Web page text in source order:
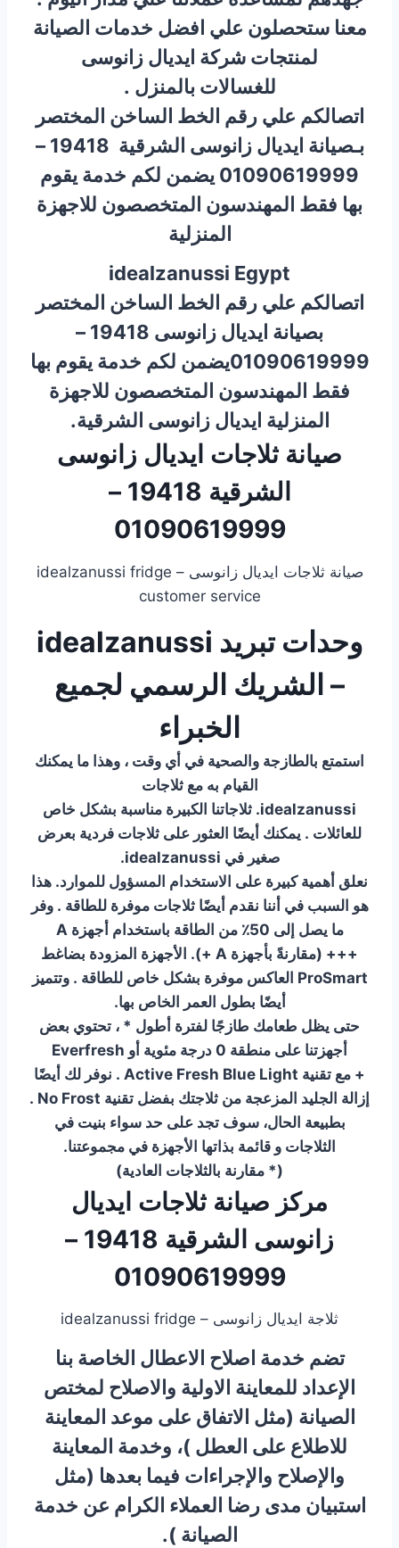
معنا ستحصلون علي افضل خدمات الصيانة
لمنتجات شركة ايديال زانوسى
للغسالات بالمنزل .
اتصالكم علي رقم الخط الساخن المختصر
بـصيانة ايديال زانوسى الشرقية 19418 –
01090619999 يضمن لكم خدمة يقوم
بها فقط المهندسون المتخصصون للاجهزة
المنزلية
idealzanussi Egypt
اتصالكم علي رقم الخط الساخن المختصر
بصيانة ايديال زانوسى 19418 –
01090619999يضمن لكم خدمة يقوم بها
فقط المهندسون المتخصصون للاجهزة
المنزلية ايديال زانوسى الشرقية.
صيانة ثلاجات ايديال زانوسى
الشرقية 19418 –
01090619999
صيانة ثلاجات ايديال زانوسى – idealzanussi fridge
customer service
وحدات تبريد idealzanussi
– الشريك الرسمي لجميع
الخبراء
استمتع بالطازجة والصحية في أي وقت ، وهذا ما يمكنك
القيام به مع ثلاجات
idealzanussi. ثلاجاتنا الكبيرة مناسبة
بشكل خاص
للعائلات . يمكنك أيضًا العثور على ثلاجات فردية بعرض
صغير في idealzanussi.
نعلق أهمية كبيرة على الاستخدام المسؤول للموارد. هذا
هو السبب في أننا نقدم أيضًا ثلاجات موفرة للطاقة . وفر
ما يصل إلى 50٪ من الطاقة باستخدام أجهزة A
+++ (مقارنةً بأجهزة A +). الأجهزة المزودة بضاغط
ProSmart العاكس موفرة بشكل خاص للطاقة . وتتميز
أيضًا بطول العمر الخاص بها.
حتى يظل طعامك طازجًا لفترة أطول * ، تحتوي بعض
أجهزتنا على منطقة 0 درجة مئوية أو Everfresh
+ مع تقنية Active Fresh Blue Light . نوفر لك أيضًا
إزالة الجليد المزعجة من ثلاجتك بفضل تقنية No Frost .
بطبيعة الحال، سوف تجد على حد سواء بنيت في
الثلاجات و قائمة بذاتها الأجهزة في مجموعتنا.
(* مقارنة بالثلاجات العادية)
مركز صيانة ثلاجات ايديال
زانوسى الشرقية 19418 –
01090619999
ثلاجة ايديال زانوسى – idealzanussi fridge
تضم خدمة اصلاح الاعطال الخاصة بنا
الإعداد للمعاينة الاولية والاصلاح لمختص
الصيانة (مثل الاتفاق على موعد المعاينة
للاطلاع على العطل )، وخدمة المعاينة
والإصلاح والإجراءات فيما بعدها (مثل
استبيان مدى رضا العملاء الكرام عن خدمة
الصيانة ).